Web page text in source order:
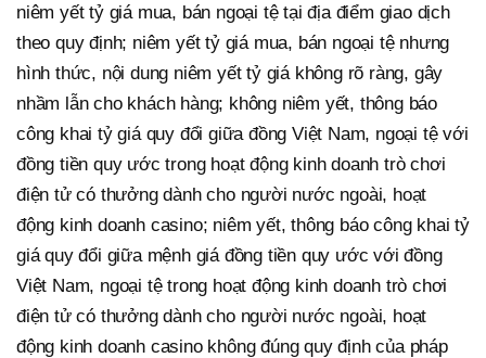
niêm yết tỷ giá mua, bán ngoại tệ tại địa điểm giao dịch
theo quy định; niêm yết tỷ giá mua, bán ngoại tệ nhưng
hình thức, nội dung niêm yết tỷ giá không rõ ràng, gây
nhầm lẫn cho khách hàng; không niêm yết, thông báo
công khai tỷ giá quy đổi giữa đồng Việt Nam, ngoại tệ với
đồng tiền quy ước trong hoạt động kinh doanh trò chơi
điện tử có thưởng dành cho người nước ngoài, hoạt
động kinh doanh casino; niêm yết, thông báo công khai tỷ
giá quy đổi giữa mệnh giá đồng tiền quy ước với đồng
Việt Nam, ngoại tệ trong hoạt động kinh doanh trò chơi
điện tử có thưởng dành cho người nước ngoài, hoạt
động kinh doanh casino không đúng quy định của pháp